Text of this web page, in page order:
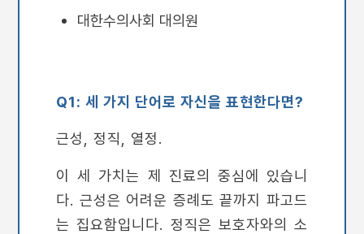
대한수의사회 대의원
Q1: 세 가지 단어로 자신을 표현한다면?
근성, 정직, 열정.
이 세 가치는 제 진료의 중심에 있습니
다. 근성은 어려운 증례도 끝까지 파고드
는 집요함입니다. 정직은 보호자와의 소